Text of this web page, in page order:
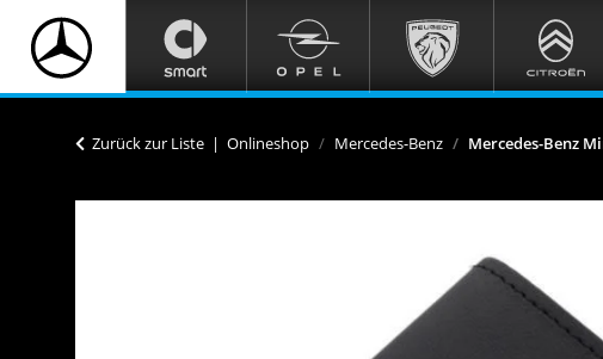
Zurück zur Liste Onlineshop Mercedes-Benz Mercedes-Benz